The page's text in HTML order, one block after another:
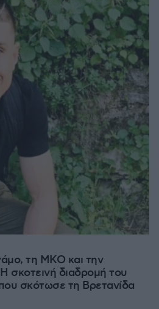
τη ΜΚΟ και την
σκοτεινή διαδρομή του
σκότωσε τη Βρετανίδα